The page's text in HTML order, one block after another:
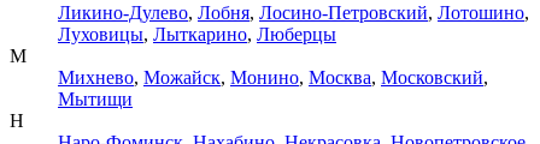
Ликино-Дулево, Лобня, Лосино-Петровский, Лотошино,
Луховицы, Лыткарино, Люберцы
М
Михнево, Можайск, Монино, Москва, Московский,
Мытищи
Н